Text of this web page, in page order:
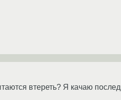
втереть? Я качаю